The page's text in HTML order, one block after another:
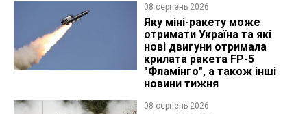
08 серпень 2026
Яку міні-ракету може
отримати Україна та які
нові двигуни отримала
крилата ракета FP-5
"Фламінго", а також інші
новини тижня
08 серпень 2026